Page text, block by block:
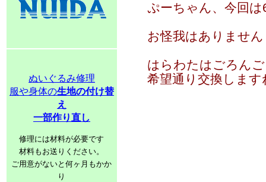
ぬいぐるみ修理
服や身体の生地の付け替
え
一部作り直し
修理には材料が必要です
材料もお送りください。
ご用意がないと何ヶ月もかか
り
ぷーちゃん、今回
お怪我はありません
はらわたはごろん
希望通り交換します